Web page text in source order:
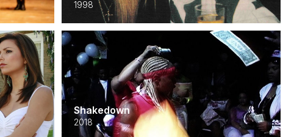
1998
Shakedown
2018